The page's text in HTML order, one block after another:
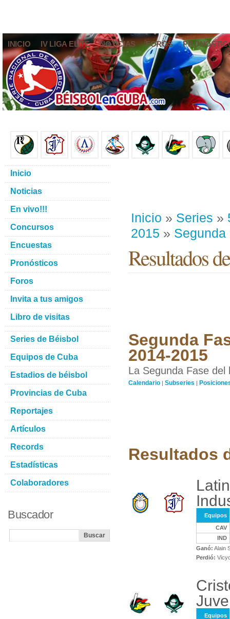
INICIO IV LIGA ELITE NOTICIAS FOROS
Inicio » Series »
2015 » Segunda
Resultados
Segunda
2014-2015
La Segunda Fase del
Calendario | Subseries |
Resultados
Equipos
CAV
IND
Ganó: Alain
Perdió:
Equipos
Inicio
Noticias
En vivo!!!
Concursos
Encuestas
Pronósticos
Foros
Invita a tus amigos
Libro de visitas
Series de Béisbol
Equipos de Cuba
Estadios de béisbol
Provincias de Cuba
Reportajes
Artículos
Records
Estadísticas
Colaboradores
Buscador